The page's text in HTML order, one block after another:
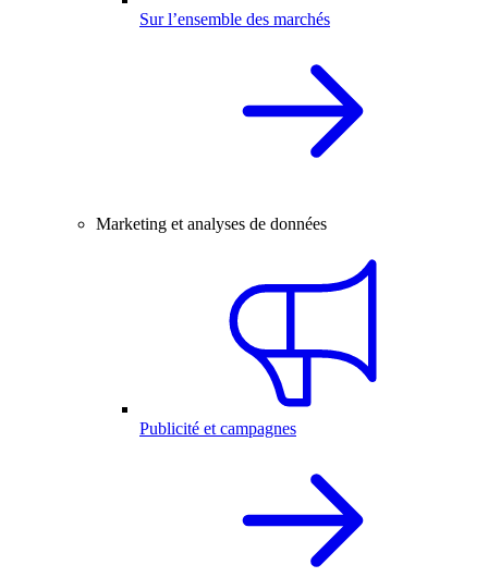
Sur l’ensemble des marchés
Marketing et analyses de données
Publicité et campagnes